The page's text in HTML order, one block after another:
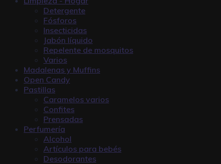
Detergente
Fósforos
Insecticidas
Jabón líquido
Repelente de mosquitos
Varios
Madalenas y Muffins
Open Candy
Pastillas
Caramelos varios
Confites
Prensadas
Perfumería
Alcohol
Artículos para bebés
Desodorantes